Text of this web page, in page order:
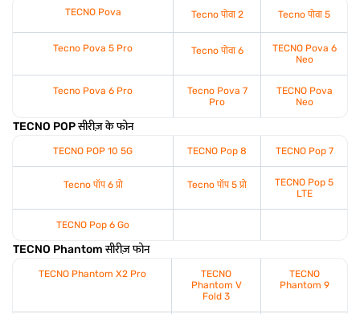
TECNO Pova Tecno पोवा 2 Tecno पोवा 5
Tecno Pova 5 Pro Tecno पोवा 6
TECNO Pova 6
Neo
Tecno Pova 6 Pro
Tecno Pova 7
Pro
TECNO Pova
Neo
TECNO POP सीरीज़ के फोन
TECNO POP 10 5G TECNO Pop 8 TECNO Pop 7
Tecno पॉप 6 प्रो Tecno पॉप 5 प्रो
TECNO Pop 5
LTE
TECNO Pop 6 Go
TECNO Phantom सीरीज़ फोन
TECNO Phantom X2 Pro
TECNO
Phantom V
Fold 3
TECNO
Phantom 9